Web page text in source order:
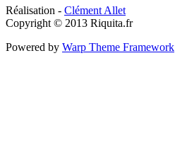
Réalisation - Clément Allet
Copyright © 2013 Riquita.fr
Powered by Warp Theme Framework